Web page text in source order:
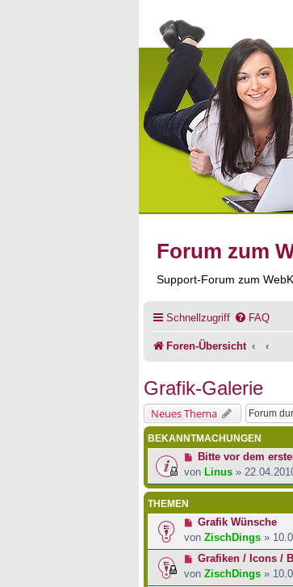
Forum zum
Support-Forum zum
Schnellzugriff FAQ
Foren-Übersicht
Grafik-Galerie
Neues Thema
BEKANNTMACHUNGEN
Bitte vor dem
von Linus »
THEMEN
Grafik Wünsche
von ZischDings »
Grafiken / Icons /
von ZischDings »